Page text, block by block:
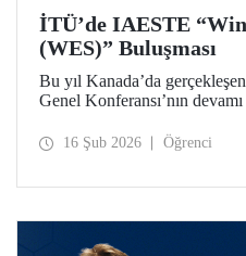
İTÜ’de IAESTE
(WES)” Buluşması
Bu yıl Kanada’da
Genel Konferansı’nın
Üniversitesi ev sahipliğinde,
16 Şub 2026 Öğrenci